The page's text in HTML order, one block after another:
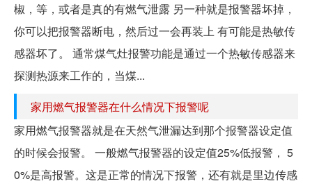
椒，等，或者是真的有燃气泄露 另一种就是报警器坏掉，
你可以把报警器断电，然后过一会再装上 有可能是热敏传
感器坏了。 通常煤气灶报警功能是通过一个热敏传感器来
探测热源来工作的，当煤...
家用燃气报警器在什么情况下报警呢
家用燃气报警器就是在天然气泄漏达到那个报警器设定值
的时候会报警。 一般燃气报警器的设定值25%低报警， 5
0%是高报警。这是正常的情况下报警，还有就是里边传感